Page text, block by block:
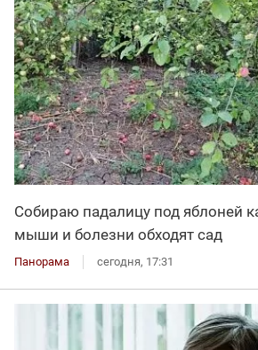
Собираю падалицу под яблоней
мыши и болезни обходят сад
Панорама сегодня, 17:31